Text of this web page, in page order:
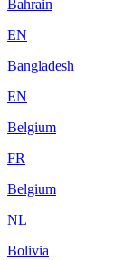
Bahrain
EN
Bangladesh
EN
Belgium
FR
Belgium
NL
Bolivia